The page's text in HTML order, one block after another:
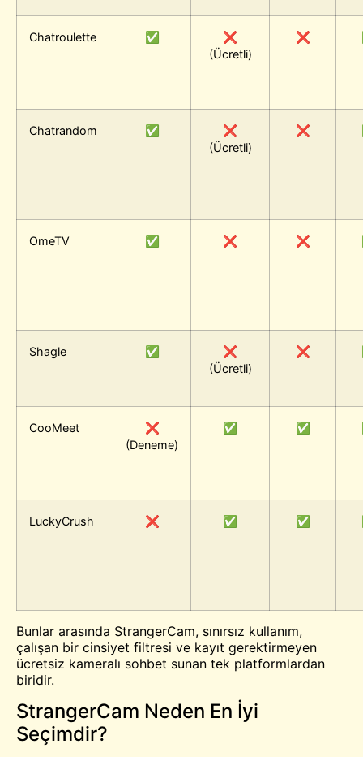
Chatroulette ✅
❌
(Ücretli)
❌
Chatrandom ✅
❌
(Ücretli)
❌
OmeTV ✅ ❌ ❌
Shagle ✅
❌
(Ücretli)
❌
CooMeet
❌
(Deneme)
✅ ✅
LuckyCrush ❌ ✅ ✅
Bunlar arasında StrangerCam, sınırsız kullanım,
çalışan bir cinsiyet filtresi ve kayıt gerektirmeyen
ücretsiz kameralı sohbet sunan tek platformlardan
biridir.
StrangerCam Neden En İyi
Seçimdir?